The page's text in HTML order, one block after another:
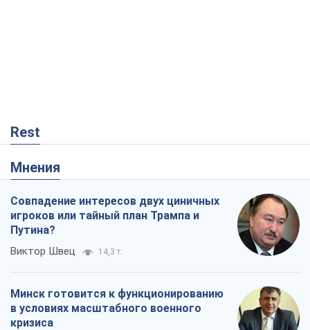
Rest
Мнения
Совпадение интересов двух циничных
игроков или тайный план Трампа и
Путина?
Виктор Швец 14,3 т.
Минск готовится к функционированию
в условиях масштабного военного
кризиса